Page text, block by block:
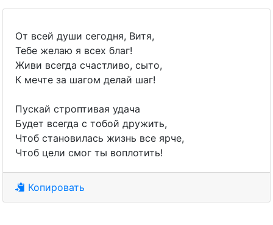
От всей души сегодня, Витя,
Тебе желаю я всех благ!
Живи всегда счастливо, сыто,
К мечте за шагом делай шаг!
Пускай строптивая удача
Будет всегда с тобой дружить,
Чтоб становилась жизнь все ярче,
Чтоб цели смог ты воплотить!
Копировать